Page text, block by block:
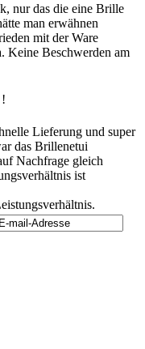
nur das die eine Brille
man erwähnen
mit der Ware
Keine Beschwerden am
Lieferung und super
das Brillenetui
Nachfrage gleich
ist